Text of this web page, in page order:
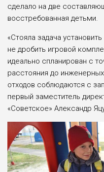
сделало на две
восстребованная детьми.
«Стояла задача
не дробить игровой
идеально спланирован с
расстояния до
отходов соблюдаются с
первый заместитель
«Советское» Александр